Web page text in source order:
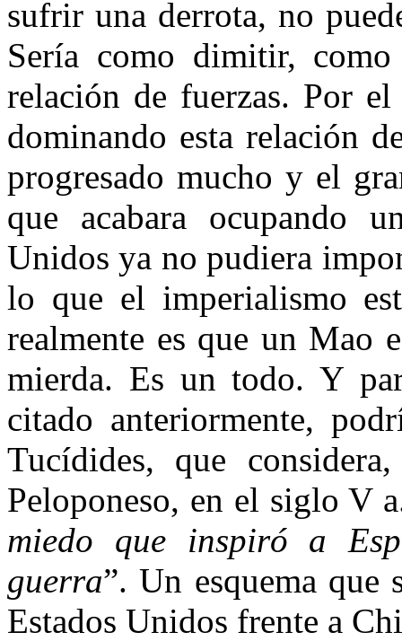
sufrir una derrota, no
Sería como dimitir,
relación de fuerzas. Por
dominando esta relación
progresado mucho y el
que acabara ocupando
Unidos ya no pudiera
lo que el imperialismo
realmente es que un Mao
mierda. Es un todo. Y
citado anteriormente,
Tucídides, que
Peloponeso, en el siglo V
miedo que inspiró a
guerra”. Un esquema que
Estados Unidos frente a